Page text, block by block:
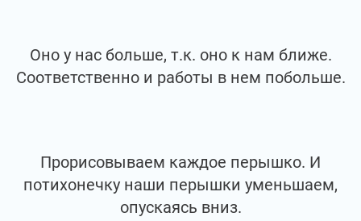
Оно у нас больше, т.к. оно к нам ближе.
Соответственно и работы в нем побольше.
Прорисовываем каждое перышко. И
потихонечку наши перышки уменьшаем,
опускаясь вниз.